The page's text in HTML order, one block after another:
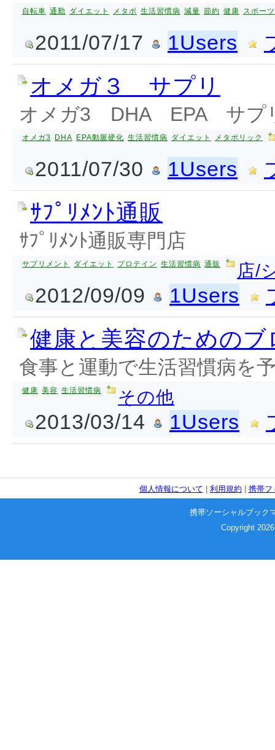
自転車 通勤 ダイエット メタボ 生活習慣病 減量 節約 健康 スポーツ
2011/07/17 1Users
オメガ３ サプリ
オメガ3 DHA EPA サプ
オメガ3 DHA EPA動脈硬化 生活習慣病 ダイエット メタボリック
2011/07/30 1Users
ｻﾌﾟﾘﾒﾝﾄ通販
ｻﾌﾟﾘﾒﾝﾄ通販専門店
サプリメント ダイエット プロテイン 生活習慣病 通販 店/
2012/09/09 1Users
健康と美容のためのブ
食事と運動で生活習慣病を
健康 美容 生活習慣病 その他
2013/03/14 1Users
個人情報について 利用規約 携帯フ
携帯ソーシャルブック
Copyright